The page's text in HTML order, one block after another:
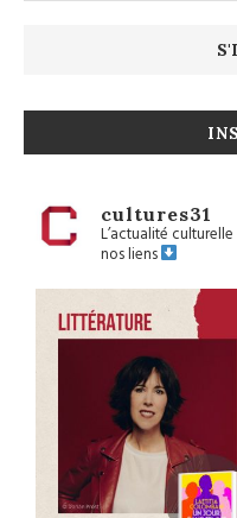
cultures31
L’actualité
nos liens